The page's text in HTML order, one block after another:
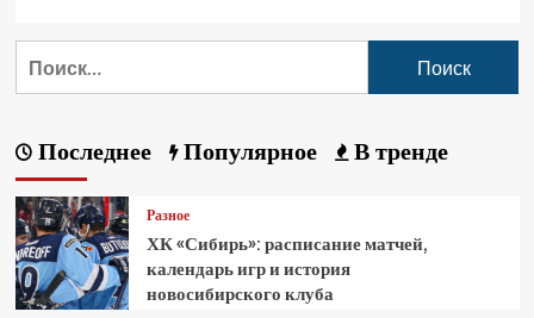
Последнее Популярное В тренде
Разное
ХК «Сибирь»: расписание матчей,
календарь игр и история
новосибирского клуба